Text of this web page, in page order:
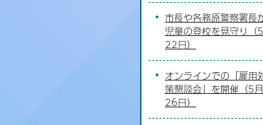
市長や各務原警察署長
児童の登校を見守り（
22日）
オンラインでの「雇用
策懇談会」を開催（5月
26日）